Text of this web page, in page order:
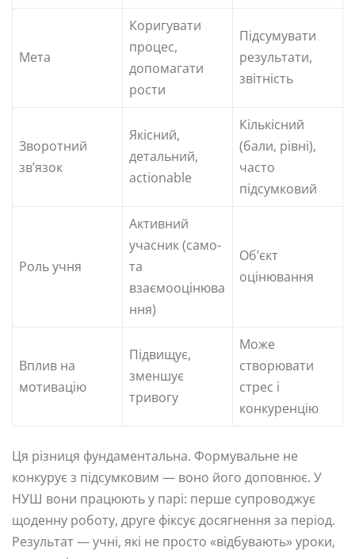
Мета
Коригувати
процес,
допомагати
рости
Підсумувати
результати,
звітність
Зворотний
зв’язок
Якісний,
детальний,
actionable
Кількісний
(бали, рівні),
часто
підсумковий
Роль учня
Активний
учасник (само-
та
взаємооцінюва
ння)
Об’єкт
оцінювання
Вплив на
мотивацію
Підвищує,
зменшує
тривогу
Може
створювати
стрес і
конкуренцію
Ця різниця фундаментальна. Формувальне не
конкурує з підсумковим — воно його доповнює. У
НУШ вони працюють у парі: перше супроводжує
щоденну роботу, друге фіксує досягнення за період.
Результат — учні, які не просто «відбувають» уроки,